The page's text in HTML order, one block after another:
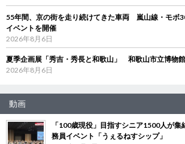
55年間、京の街を走り続けてきた車両 嵐山線・モボ
イベントを開催
2026年8月6日
夏季企画展「秀吉・秀長と和歌山」 和歌山市立博物
2026年8月6日
動画
「100歳現役」目指すシニア1500人が
務員イベント「うぇるねすシップ」